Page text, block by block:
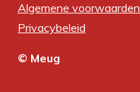
Algemene voorwaarden
Privacybeleid
© Meug